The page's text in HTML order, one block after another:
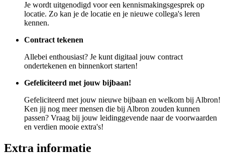
Je wordt uitgenodigd voor een kennismakingsgesprek op
locatie. Zo kan je de locatie en je nieuwe collega's leren
kennen.
Contract tekenen
Allebei enthousiast? Je kunt digitaal jouw contract
ondertekenen en binnenkort starten!
Gefeliciteerd met jouw bijbaan!
Gefeliciteerd met jouw nieuwe bijbaan en welkom bij Albron!
Ken jij nog meer mensen die bij Albron zouden kunnen
passen? Vraag bij jouw leidinggevende naar de voorwaarden
en verdien mooie extra's!
Extra informatie